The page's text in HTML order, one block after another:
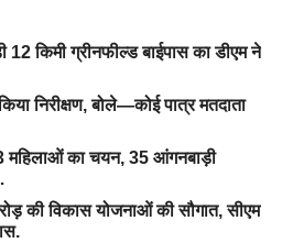
12 किमी ग्रीनफील्ड बाईपास का डीएम ने
निरीक्षण, बोले—कोई पात्र मतदाता
महिलाओं का चयन, 35 आंगनबाड़ी
की विकास योजनाओं की सौगात, सीएम